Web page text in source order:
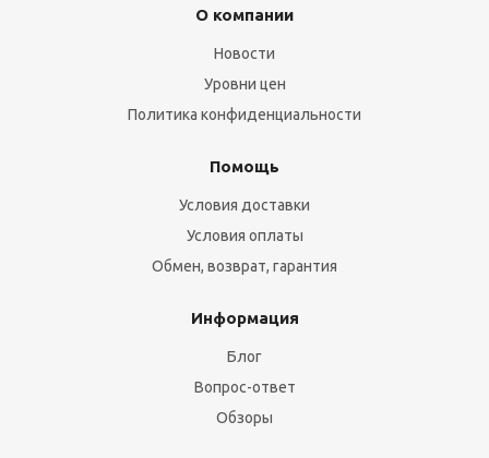
О компании
Новости
Уровни цен
Политика конфиденциальности
Помощь
Условия доставки
Условия оплаты
Обмен, возврат, гарантия
Информация
Блог
Вопрос-ответ
Обзоры